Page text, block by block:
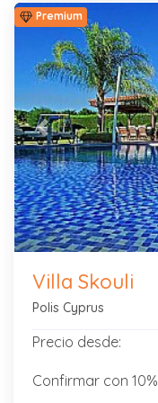
Premium
Previous
Villa Skouli
Polis Cyprus
Precio desde:
Confirmar con 10%